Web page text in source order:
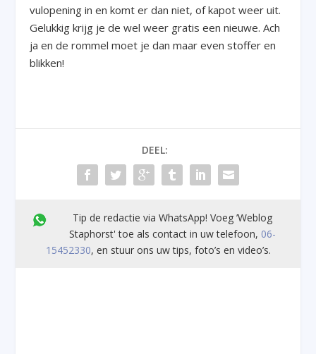
vulopening in en komt er dan niet, of kapot weer uit.
Gelukkig krijg je de wel weer gratis een nieuwe. Ach
ja en de rommel moet je dan maar even stoffer en
blikken!
DEEL:
Tip de redactie via WhatsApp! Voeg ’Weblog
Staphorst' toe als contact in uw telefoon, 06-
15452330, en stuur ons uw tips, foto’s en video’s.